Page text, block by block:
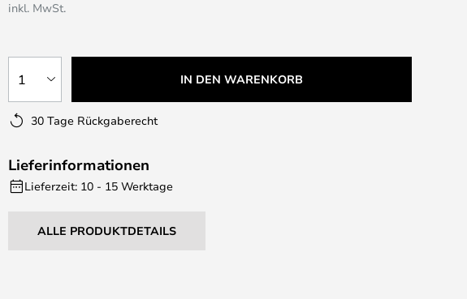
inkl. MwSt.
1 IN DEN WARENKORB
30 Tage Rückgaberecht
Lieferinformationen
Lieferzeit: 10 - 15 Werktage
ALLE PRODUKTDETAILS